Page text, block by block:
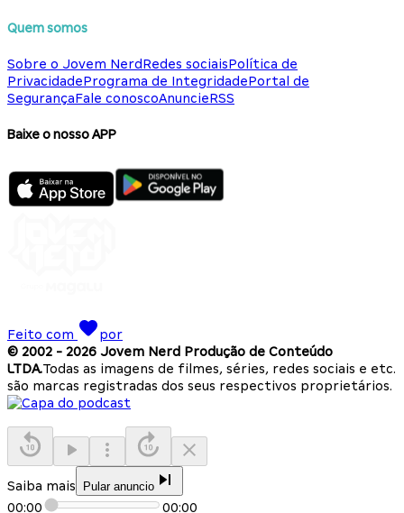
Quem somos
Sobre o Jovem NerdRedes sociaisPolítica de
PrivacidadePrograma de IntegridadePortal de
SegurançaFale conoscoAnuncieRSS
Baixe o nosso APP
Feito com
por
© 2002 - 2026 Jovem Nerd Produção de Conteúdo
LTDA.Todas as imagens de filmes, séries, redes sociais e etc.
são marcas registradas dos seus respectivos proprietários.
Saiba mais Pular anuncio
00:00 00:00